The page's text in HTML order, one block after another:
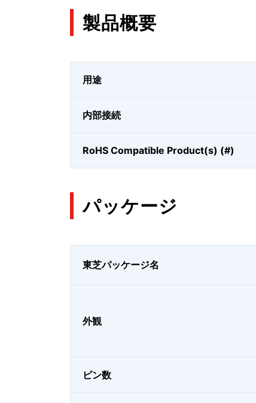
製品概要
用途
内部接続
RoHS Compatible Product(s) (#)
パッケージ
東芝パッケージ名
外観
ピン数